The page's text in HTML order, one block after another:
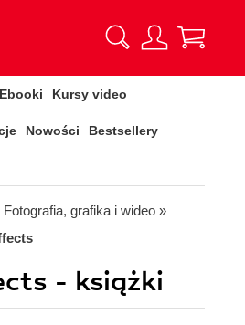
Ebooki Kursy video
Nowości Bestsellery
Fotografia, grafika i wideo »
- książki